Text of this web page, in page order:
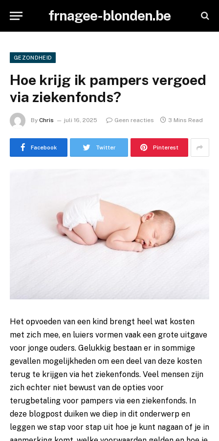
frnagee-blonden.be
GEZONDHEID
Hoe krijg ik pampers vergoed
via ziekenfonds?
By Chris juli 16, 2025 Geen reacties 3 Mins Read
Facebook Twitter Pinterest
Het opvoeden van een kind brengt heel wat kosten
met zich mee, en luiers vormen vaak een grote uitgave
voor jonge ouders. Gelukkig bestaan er in sommige
gevallen mogelijkheden om een deel van deze kosten
terug te krijgen via het ziekenfonds. Veel mensen zijn
zich echter niet bewust van de opties voor
terugbetaling voor pampers via een ziekenfonds. In
deze blogpost duiken we diep in dit onderwerp en
leggen we stap voor stap uit hoe je kunt nagaan of je in